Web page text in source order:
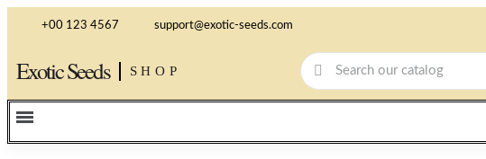
+00 123 4567 support@exotic-seeds.com
Exotic Seeds SHOP